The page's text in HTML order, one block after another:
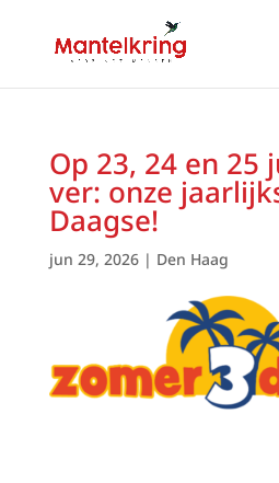
Op 23, 24 en 25
ver: onze
Daagse!
jun 29, 2026| Den Haag